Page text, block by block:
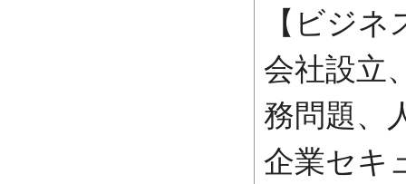
【ビジネ
会社設立
務問題、
企業セキ